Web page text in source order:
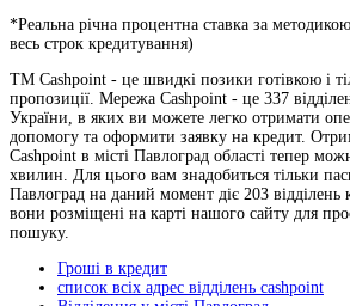
*Реальна річна процентна ставка за
весь строк кредитування)
ТМ Cashpoint - це швидкі позики готівкою і
пропозиції. Мережа Cashpoint - це 337
України, в яких ви можете легко отримати
допомогу та оформити заявку на кредит.
Cashpoint в місті Павлоград області тепер
хвилин. Для цього вам знадобиться тільки
Павлоград на даний момент діє 203 відділень
вони розміщені на карті нашого сайту для
пошуку.
Гроші в кредит
список всіх адрес відділень cashpoint